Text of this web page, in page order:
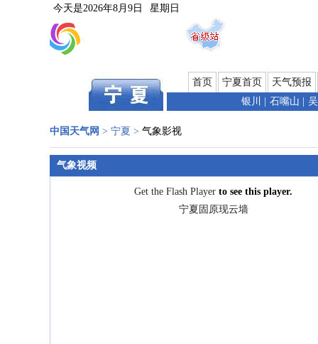
今天是2026年8月9日 星期日
首页 宁夏首页
天气预报
银川
石嘴山
中国天气网 > 宁夏 > 气象影视
气象视频
Get the Flash Player to see this player.
宁夏固原现云墙